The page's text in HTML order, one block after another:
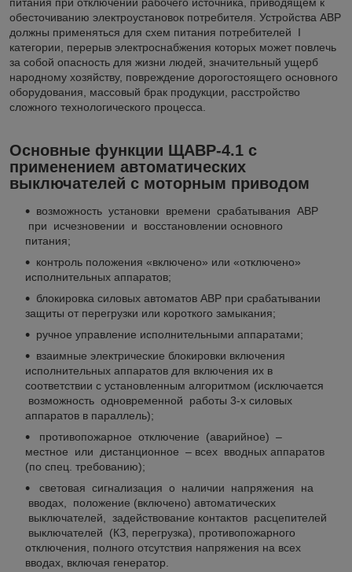
обесточиванию электроустановок потребителя. Устройства АВР
должны применяться для схем питания потребителей Ι
категории, перерыв электроснабжения которых может повлечь
за собой опасность для жизни людей, значительный ущерб
народному хозяйству, повреждение дорогостоящего основного
оборудования, массовый брак продукции, расстройство
сложного технологического процесса.
Основные функции ЩАВР-4.1 с
применением автоматических
выключателей с моторным приводом
возможность установки времени срабатывания АВР
при исчезновении и восстановлении основного
питания;
контроль положения «включено» или «отключено»
исполнительных аппаратов;
блокировка силовых автоматов АВР при срабатывании
защиты от перегрузки или короткого замыкания;
ручное управление исполнительными аппаратами;
взаимные электрические блокировки включения
исполнительных аппаратов для включения их в
соответствии с установленным алгоритмом (исключается
возможность одновременной работы 3-х силовых
аппаратов в параллель);
противопожарное отключение (аварийное) –
местное или дистанционное – всех вводных аппаратов
(по спец. требованию);
световая сигнализация о наличии напряжения на
вводах, положение (включено) автоматических
выключателей, задействование контактов расцепителей
выключателей (КЗ, перегрузка), противопожарного
отключения, полного отсутствия напряжения на всех
вводах, включая генератор.